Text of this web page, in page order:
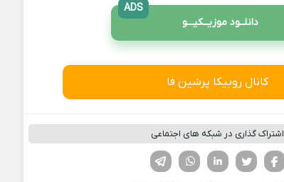
دانلــود موزیــکیـــو
ADS
کانال روبیکا پرشین فا
اشتراک گذاری در شبکه های اجتماعی
لینکدین تویتر
فیسوک